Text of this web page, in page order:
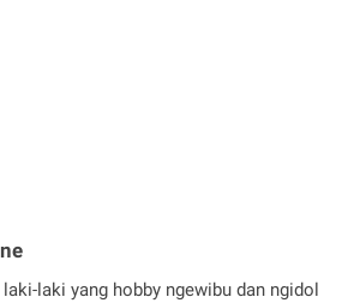
laki yang hobby ngewibu dan ngidol